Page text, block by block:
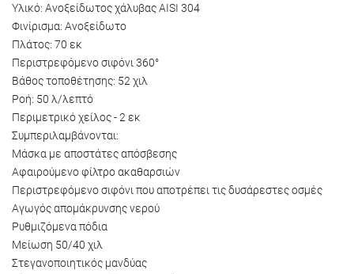
Υλικό: Ανοξείδωτος χάλυβας AISI 304
Φινίρισμα: Ανοξείδωτο
Πλάτος: 70 εκ
Περιστρεφόμενο σιφόνι 360°
Βάθος τοποθέτησης: 52 χιλ
Ροή: 50 λ/λεπτό
Περιμετρικό χείλος - 2 εκ
Συμπεριλαμβάνονται:
Μάσκα με αποστάτες απόσβεσης
Αφαιρούμενο φίλτρο ακαθαρσιών
Περιστρεφόμενο σιφόνι που αποτρέπει τις δυσάρεστες οσμές
Αγωγός απομάκρυνσης νερού
Ρυθμιζόμενα πόδια
Μείωση 50/40 χιλ
Στεγανοποιητικός μανδύας